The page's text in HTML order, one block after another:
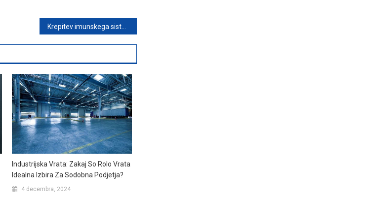
Krepitev imunskega sistema je izjemno pomembno. Kako sami poskrbimo zanj?
Industrijska Vrata: Zakaj So Rolo Vrata
Idealna Izbira Za Sodobna Podjetja?
4 decembra, 2024